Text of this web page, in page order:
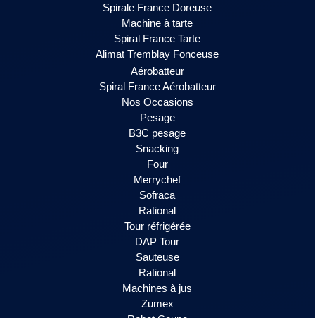
Spirale France Doreuse
Machine à tarte
Spiral France Tarte
Alimat Tremblay Fonceuse
Aérobatteur
Spiral France Aérobatteur
Nos Occasions
Pesage
B3C pesage
Snacking
Four
Merrychef
Sofraca
Rational
Tour réfrigérée
DAP Tour
Sauteuse
Rational
Machines à jus
Zumex